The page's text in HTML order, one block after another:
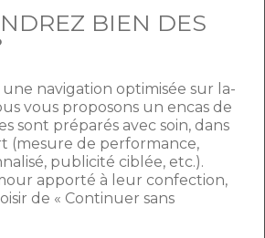
une séance de conciliation.
au cours de laquelle elle a
document qui présente
été trouvé. Ce document,
parties, valide l’accord
au litige.
entend les parties,
BIEN DES
navigation optimisée sur la-
vous proposons un encas de
sont préparés avec soin, dans
(mesure de performance,
publicité ciblée, etc.).
apporté à leur confection,
de « Continuer sans